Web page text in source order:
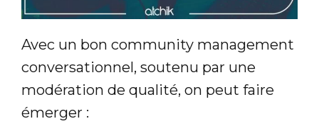
Avec un bon community management
conversationnel, soutenu par une
modération de qualité, on peut faire
émerger :